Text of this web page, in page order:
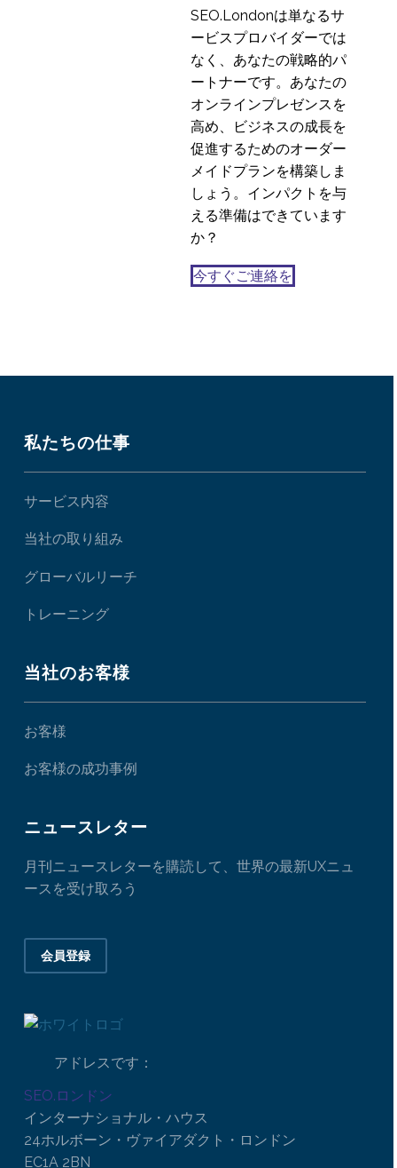
SEO.Londonは単なるサ
ービスプロバイダーでは
なく、あなたの戦略的パ
ートナーです。あなたの
オンラインプレゼンスを
高め、ビジネスの成長を
促進するためのオーダー
メイドプランを構築しま
しょう。インパクトを与
える準備はできています
か？
今すぐご連絡を
私たちの仕事
サービス内容
当社の取り組み
グローバルリーチ
トレーニング
当社のお客様
お客様
お客様の成功事例
ニュースレター
月刊ニュースレターを購読して、世界の最新UXニュ
ースを受け取ろう
会員登録
アドレスです：
SEO.ロンドン
インターナショナル・ハウス
24ホルボーン・ヴァイアダクト・ロンドン
EC1A 2BN